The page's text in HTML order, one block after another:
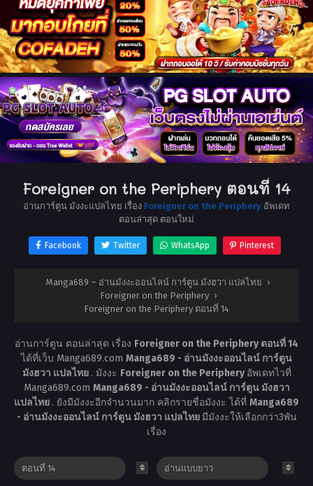
Foreigner on the Periphery ตอนที่ 14
อ่านการ์ตูน มังงะแปลไทย เรื่อง Foreigner on the Periphery อัพเดท
ตอนล่าสุด ตอนใหม่
Facebook Twitter WhatsApp Pinterest
Manga689 – อ่านมังงะออนไลน์ การ์ตูน มังฮวา แปลไทย ›
Foreigner on the Periphery ›
Foreigner on the Periphery ตอนที่ 14
อ่านการ์ตูน ตอนล่าสุด เรื่อง Foreigner on the Periphery ตอนที่ 14
ได้ที่เว็บ Manga689.com Manga689 - อ่านมังงะออนไลน์ การ์ตูน
มังฮวา แปลไทย . มังงะ Foreigner on the Peripheryอัพเดทไวที่
Manga689.com Manga689 - อ่านมังงะออนไลน์ การ์ตูน มังฮวา
แปลไทย . ยังมีมังงะอีกจำนวนมาก คลิกรายชื่อมังงะ ได้ที่ Manga689
- อ่านมังงะออนไลน์ การ์ตูน มังฮวา แปลไทย มีมังงะให้เลือกกว่า3พัน
เรื่อง